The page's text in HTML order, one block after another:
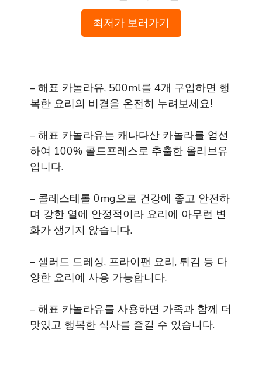
최저가 보러가기
– 해표 카놀라유, 500ml를 4개 구입하면 행
복한 요리의 비결을 온전히 누려보세요!
– 해표 카놀라유는 캐나다산 카놀라를 엄선
하여 100% 콜드프레스로 추출한 올리브유
입니다.
– 콜레스테롤 0mg으로 건강에 좋고 안전하
며 강한 열에 안정적이라 요리에 아무런 변
화가 생기지 않습니다.
– 샐러드 드레싱, 프라이팬 요리, 튀김 등 다
양한 요리에 사용 가능합니다.
– 해표 카놀라유를 사용하면 가족과 함께 더
맛있고 행복한 식사를 즐길 수 있습니다.